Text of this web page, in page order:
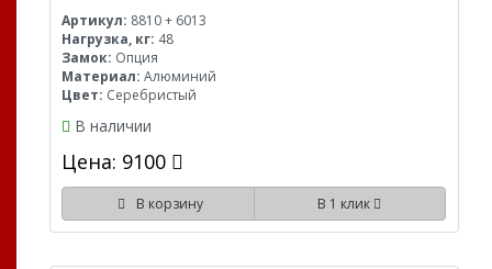
Артикул: 8810 + 6013
Нагрузка, кг: 48
Замок: Опция
Материал: Алюминий
Цвет: Серебристый
В наличии
Цена: 9100
В корзину В 1 клик